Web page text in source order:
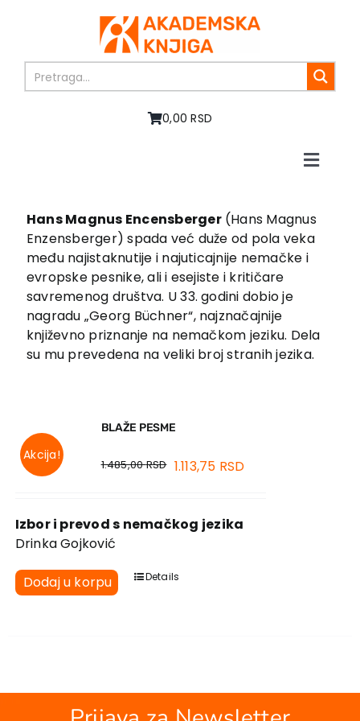
0,00 RSD
Toggle
O nama
Knjige
U pripremi
Akcija
Autori
Vesti
EU PROJEKTI
Hans Magnus Encensberger(Hans Magnus
Enzensberger) spada već duže od pola veka
među najistaknutije i najuticajnije nemačke i
evropske pesnike, ali i esejiste i kritičare
savremenog društva. U 33. godini dobio je
nagradu „Georg Büchner“, najznačajnije
književno priznanje na nemačkom jeziku. Dela
su mu prevedena na veliki broj stranih jezika.
Akcija!
BLAŽE PESME
1.485,00RSD 1.113,75 RSD
Izbor i prevod s nemačkog jezika
Drinka Gojković
Dodaj u korpu Details